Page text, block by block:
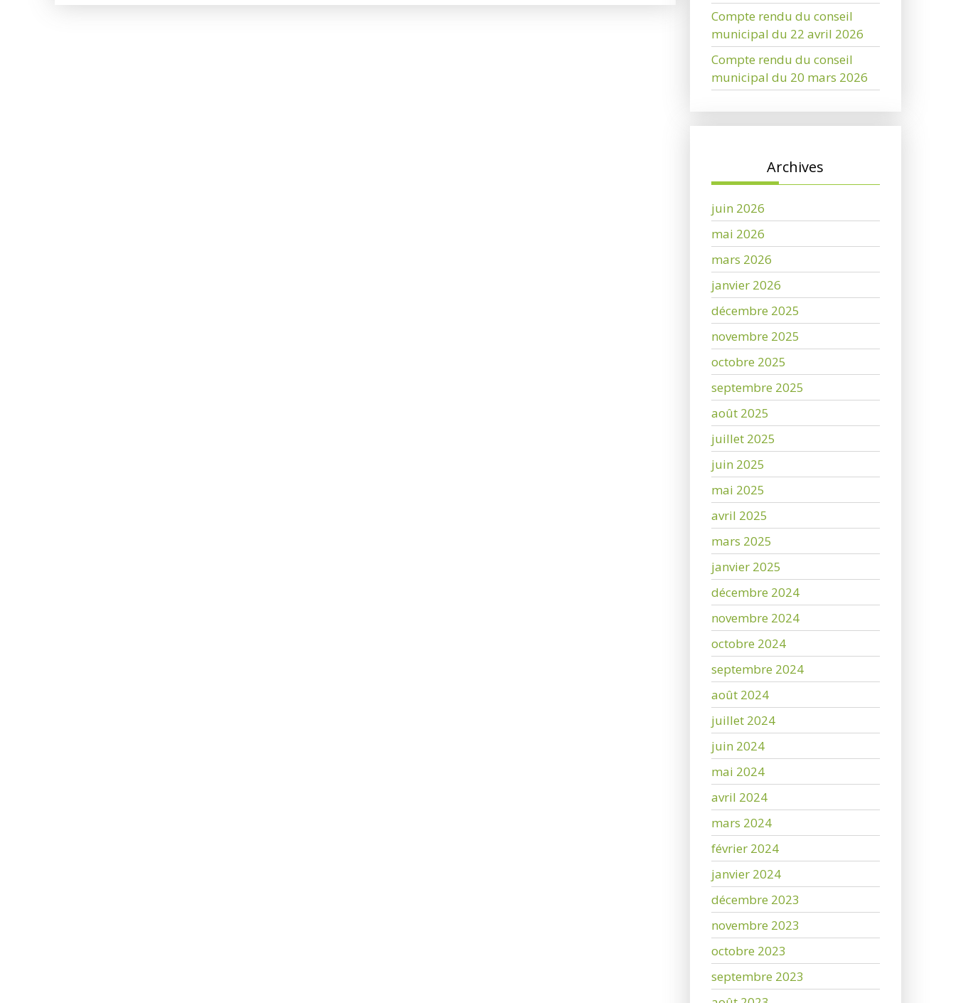
Compte rendu du conseil
municipal du 22 avril 2026
Compte rendu du conseil
municipal du 20 mars 2026
Archives
juin 2026
mai 2026
mars 2026
janvier 2026
décembre 2025
novembre 2025
octobre 2025
septembre 2025
août 2025
juillet 2025
juin 2025
mai 2025
avril 2025
mars 2025
janvier 2025
décembre 2024
novembre 2024
octobre 2024
septembre 2024
août 2024
juillet 2024
juin 2024
mai 2024
avril 2024
mars 2024
février 2024
janvier 2024
décembre 2023
novembre 2023
octobre 2023
septembre 2023